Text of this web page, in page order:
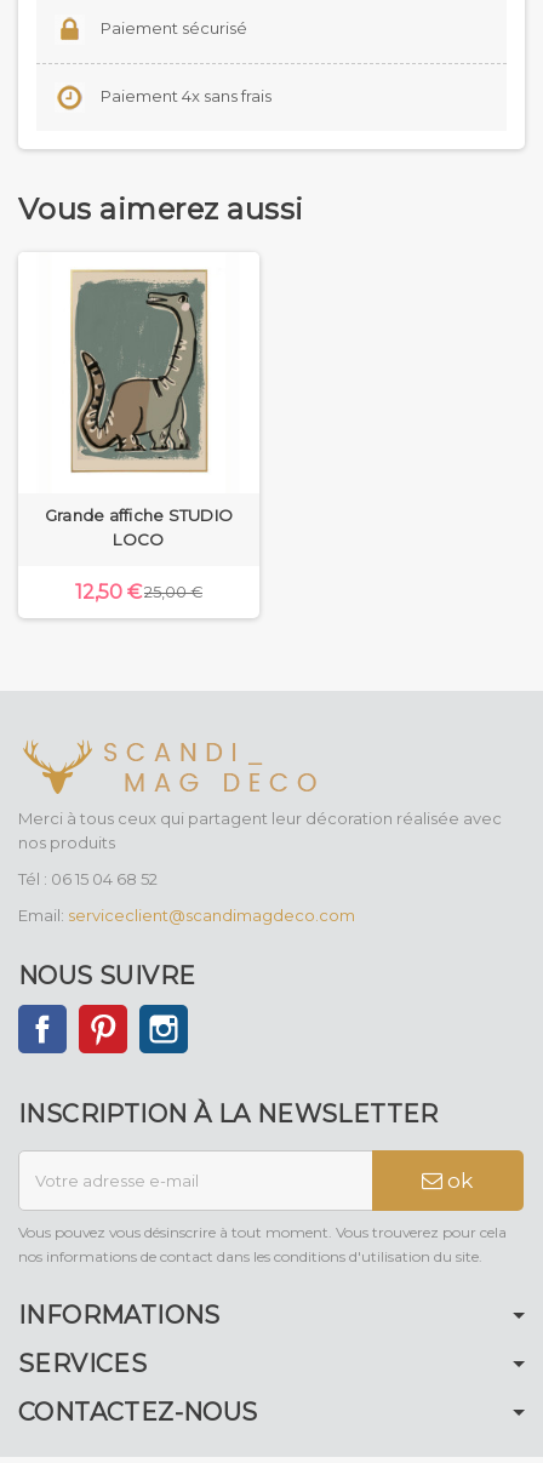
Paiement sécurisé
Paiement 4x sans frais
Vous aimerez aussi
Grande affiche STUDIO
LOCO
12,50 €25,00 €
Merci à tous ceux qui partagent leur décoration réalisée avec
nos produits
Tél : 06 15 04 68 52
Email: serviceclient@scandimagdeco.com
NOUS SUIVRE
FacebookPinterest
INSCRIPTION À LA NEWSLETTER
ok
Vous pouvez vous désinscrire à tout moment. Vous trouverez pour cela
nos informations de contact dans les conditions d'utilisation du site.
INFORMATIONS
SERVICES
CONTACTEZ-NOUS